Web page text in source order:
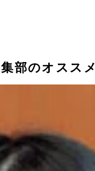
部のオススメ